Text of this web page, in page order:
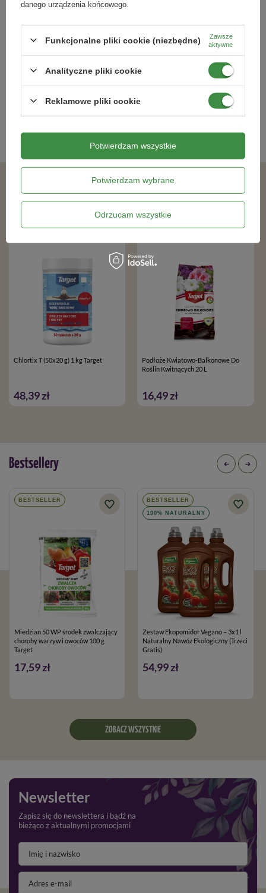
7,69 zł
1 l
Kategorie powiązane
Podobne produkty
Chlortix T (50x20 g) 1 kg Target
48,39 zł
RABAT OD 2 SZT.
Podłoże Kwiatowo-Balkonowe Do
Roślin Kwitnących 20 L
16,49 zł
Bestsellery
BESTSELLER
Miedzian 50 WP środek zwalczający
choroby warzyw i owoców 100 g
Target
17,59 zł
BESTSELLER
100% NATURALNY
Zestaw Ekopomidor Vegano – 3x1 l
Naturalny Nawóz Ekologiczny (Trzeci
Gratis)
54,99 zł
ZOBACZ WSZYSTKIE
Newsletter
Zapisz się do newslettera i bądź na
bieżąco z aktualnymi promocjami
danego urządzenia końcowego.
Funkcjonalne pliki cookie (niezbędne)
Zawsze
aktywne
Analityczne pliki cookie
Reklamowe pliki cookie
Potwierdzam wybrane
Odrzucam wszystkie
Potwierdzam wszystkie